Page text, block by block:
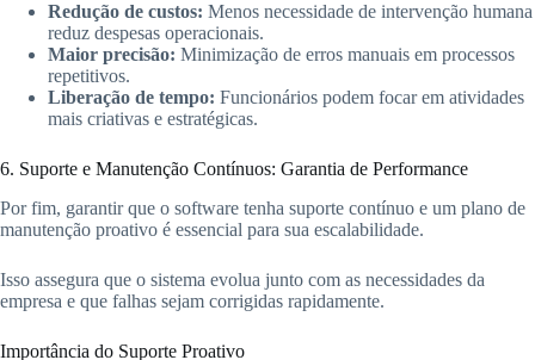
Redução de custos: Menos necessidade de intervenção humana
reduz despesas operacionais.
Maior precisão: Minimização de erros manuais em processos
repetitivos.
Liberação de tempo: Funcionários podem focar em atividades
mais criativas e estratégicas.
6. Suporte e Manutenção Contínuos: Garantia de Performance
Por fim, garantir que o software tenha suporte contínuo e um plano de
manutenção proativo é essencial para sua escalabilidade.
Isso assegura que o sistema evolua junto com as necessidades da
empresa e que falhas sejam corrigidas rapidamente.
Importância do Suporte Proativo